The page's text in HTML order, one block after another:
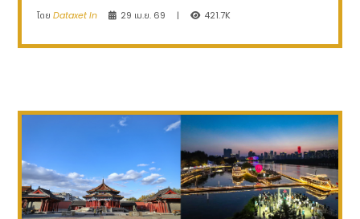
โดยDataxet In 29 เม.ย. 69 | 421.7K